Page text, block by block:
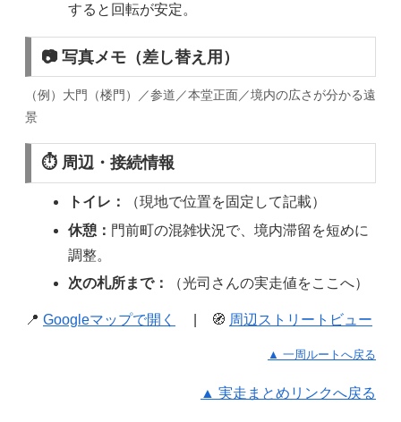
すると回転が安定。
📷 写真メモ（差し替え用）
（例）大門（楼門）／参道／本堂正面／境内の広さが分かる遠
景
⏱ 周辺・接続情報
トイレ：
（現地で位置を固定して記載）
休憩： 門前町の混雑状況で、境内滞留を短めに
調整。
次の札所まで：
（光司さんの実走値をここへ）
📍 Googleマップで開く | 🧭 周辺ストリートビュー
▲ 一周ルートへ戻る
▲ 実走まとめリンクへ戻る